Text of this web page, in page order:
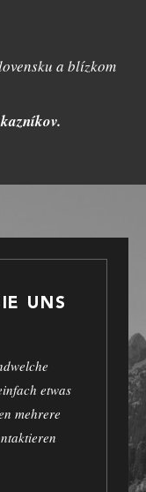
a blízkom
UNS
etwas
mehrere